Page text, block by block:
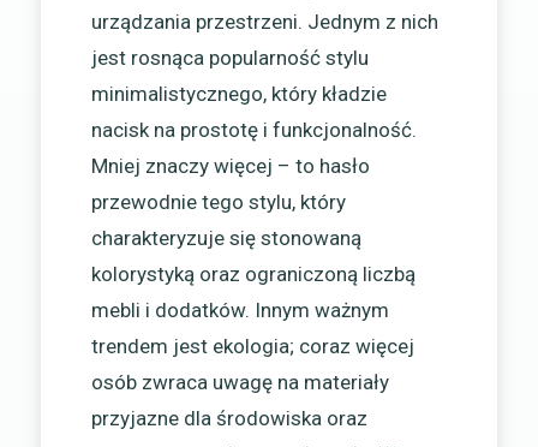
urządzania przestrzeni. Jednym z nich
jest rosnąca popularność stylu
minimalistycznego, który kładzie
nacisk na prostotę i funkcjonalność.
Mniej znaczy więcej – to hasło
przewodnie tego stylu, który
charakteryzuje się stonowaną
kolorystyką oraz ograniczoną liczbą
mebli i dodatków. Innym ważnym
trendem jest ekologia; coraz więcej
osób zwraca uwagę na materiały
przyjazne dla środowiska oraz